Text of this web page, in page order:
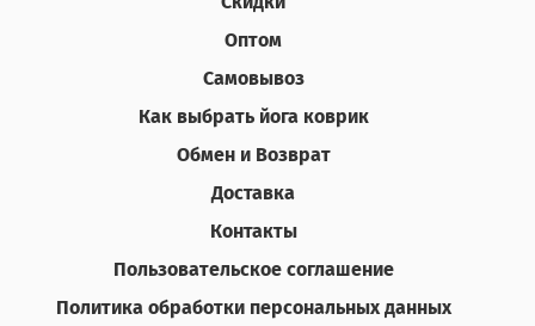
Оптом
Самовывоз
Как выбрать йога коврик
Обмен и Возврат
Доставка
Контакты
Пользовательское соглашение
Политика обработки персональных данных